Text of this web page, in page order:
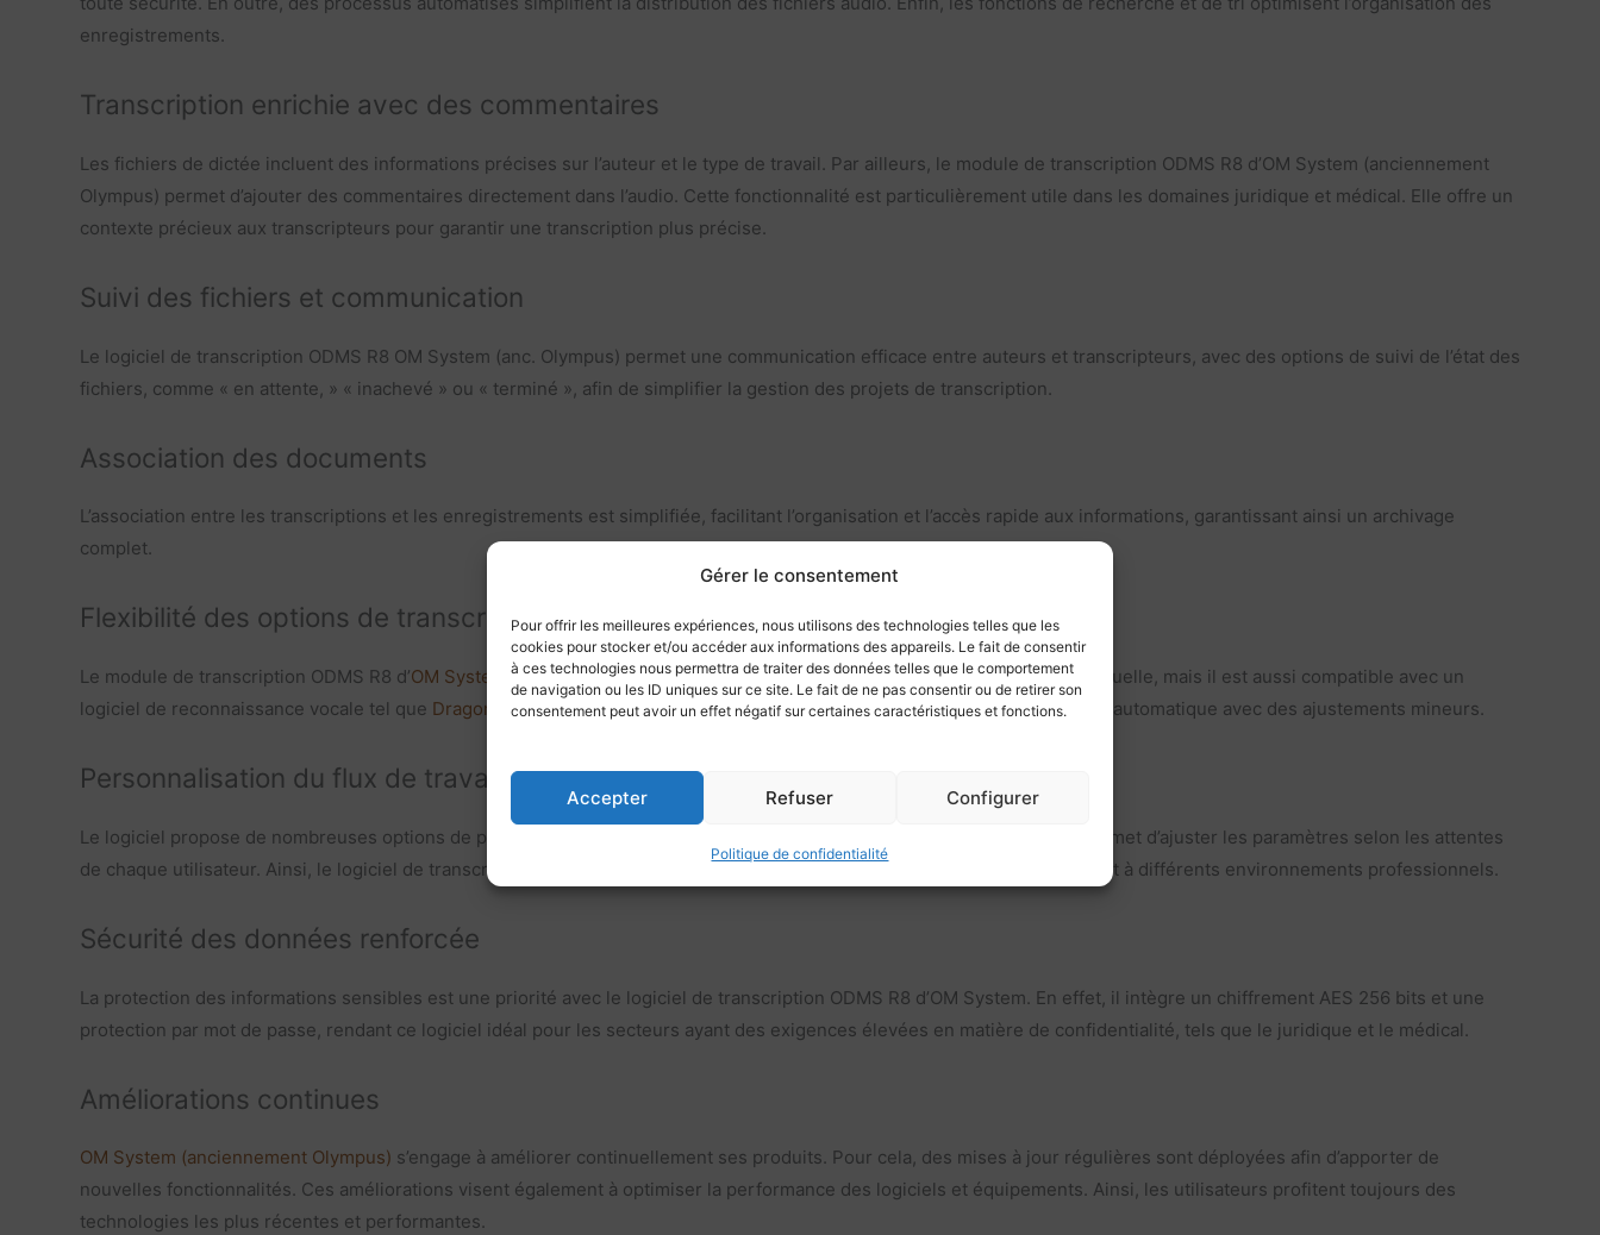
Gérer le consentement
Pour offrir les meilleures expériences, nous utilisons des technologies telles que les
cookies pour stocker et/ou accéder aux informations des appareils. Le fait de consentir
à ces technologies nous permettra de traiter des données telles que le comportement
de navigation ou les ID uniques sur ce site. Le fait de ne pas consentir ou de retirer son
consentement peut avoir un effet négatif sur certaines caractéristiques et fonctions.
Accepter Refuser Configurer
Politique de confidentialité
enregistrements.
Transcription enrichie avec des commentaires
Les fichiers de dictée incluent des informations précises sur l’auteur et le type de travail. Par ailleurs, le module de transcription ODMS R8 d’OM System (anciennement
Olympus) permet d’ajouter des commentaires directement dans l’audio. Cette fonctionnalité est particulièrement utile dans les domaines juridique et médical. Elle offre un
contexte précieux aux transcripteurs pour garantir une transcription plus précise.
Suivi des fichiers et communication
Le logiciel de transcription ODMS R8 OM System (anc. Olympus) permet une communication efficace entre auteurs et transcripteurs, avec des options de suivi de l’état des
fichiers, comme « en attente, » « inachevé » ou « terminé », afin de simplifier la gestion des projets de transcription.
Association des documents
L’association entre les transcriptions et les enregistrements est simplifiée, facilitant l’organisation et l’accès rapide aux informations, garantissant ainsi un archivage
complet.
Flexibilité des options de transcription
Le module de transcription ODMS R8 d’OM System (anc. Olympus) offre des méthodes traditionnelles de transcription manuelle, mais il est aussi compatible avec un
logiciel de reconnaissance vocale tel que Dragon Professional v16(vendu séparément), permettant ainsi une transcription automatique avec des ajustements mineurs.
Personnalisation du flux de travail
Le logiciel propose de nombreuses options de personnalisation pour répondre à des besoins spécifiques. De ce fait, il permet d’ajuster les paramètres selon les attentes
de chaque utilisateur. Ainsi, le logiciel de transcription ODMS R8 d’OM System (anciennement Olympus) s’adapte facilement à différents environnements professionnels.
Sécurité des données renforcée
La protection des informations sensibles est une priorité avec le logiciel de transcription ODMS R8 d’OM System. En effet, il intègre un chiffrement AES 256 bits et une
protection par mot de passe, rendant ce logiciel idéal pour les secteurs ayant des exigences élevées en matière de confidentialité, tels que le juridique et le médical.
Améliorations continues
OM System (anciennement Olympus) s’engage à améliorer continuellement ses produits. Pour cela, des mises à jour régulières sont déployées afin d’apporter de
nouvelles fonctionnalités. Ces améliorations visent également à optimiser la performance des logiciels et équipements. Ainsi, les utilisateurs profitent toujours des
technologies les plus récentes et performantes.